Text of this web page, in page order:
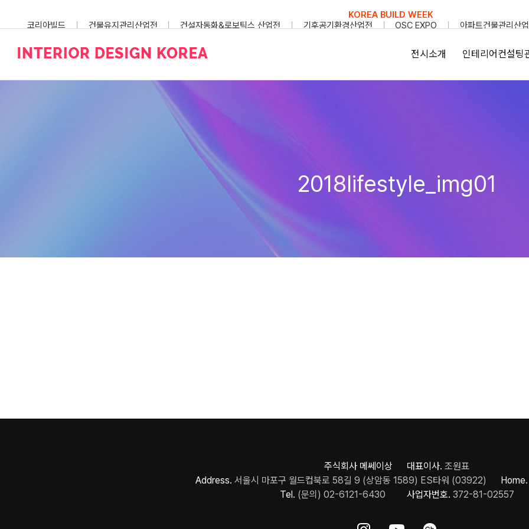
KOREA BUILD WEEK
코리아빌드
건물유지관리산업전 건설자동화&로보틱스 산업전 기후공기환경산업전 OSC EXPO 아파트건물관리산
전시소개 인테리어컨설팅
2018lifestyle_img01
주식회사 메쎄이상 대표이사. 조원표
Address. 서울시 마포구 월드컵북로 58길 9 (상암동 1589) ES타워 (03922) Home.
Tel. (문의) 02-6121-6430 사업자번호. 372-81-02557